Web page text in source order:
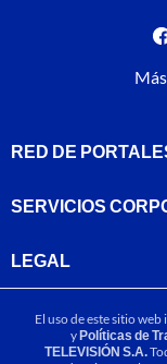
RED DE
SERVICIOS
LEGAL
El uso de este sitio
yPolíticas de
TELEVISIÓN S.A.